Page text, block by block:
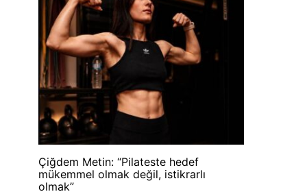
Çiğdem Metin: “Pilateste hedef
mükemmel olmak değil, istikrarlı
olmak”